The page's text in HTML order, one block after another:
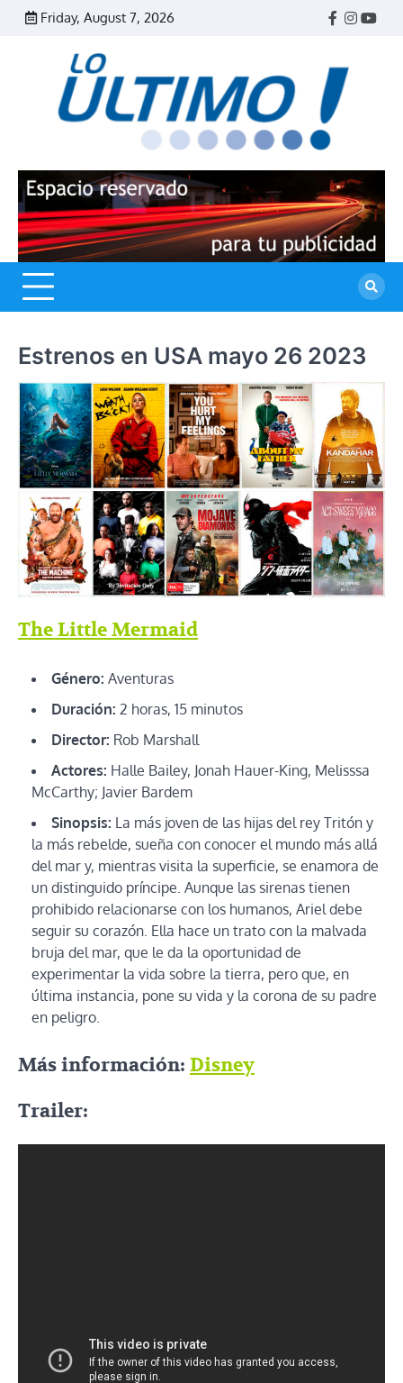
Skip
Friday, August 7, 2026
Facebook
Estrenos en USA mayo 26 2023
The Little Mermaid
Género: Aventuras
Duración: 2 horas, 15 minutos
Director: Rob Marshall
Actores: Halle Bailey, Jonah Hauer-King, Melisssa
McCarthy; Javier Bardem
Sinopsis: La más joven de las hijas del rey Tritón y
la más rebelde, sueña con conocer el mundo más allá
del mar y, mientras visita la superficie, se enamora de
un distinguido príncipe. Aunque las sirenas tienen
prohibido relacionarse con los humanos, Ariel debe
seguir su corazón. Ella hace un trato con la malvada
bruja del mar, que le da la oportunidad de
experimentar la vida sobre la tierra, pero que, en
última instancia, pone su vida y la corona de su padre
en peligro.
Más información: Disney
Trailer: